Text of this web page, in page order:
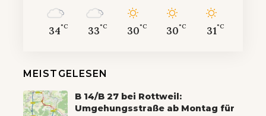
34°C 33°C 30°C 30°C 31°C
MEISTGELESEN
B 14/B 27 bei Rottweil:
Umgehungsstraße ab Montag für